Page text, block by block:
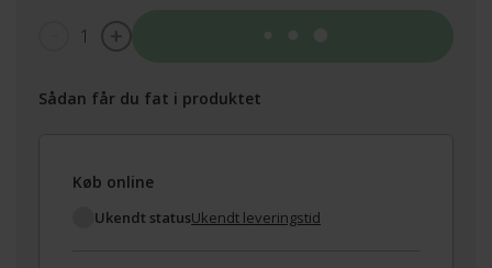
1
Sådan får du fat i produktet
Køb online
Ukendt statusUkendt leveringstid